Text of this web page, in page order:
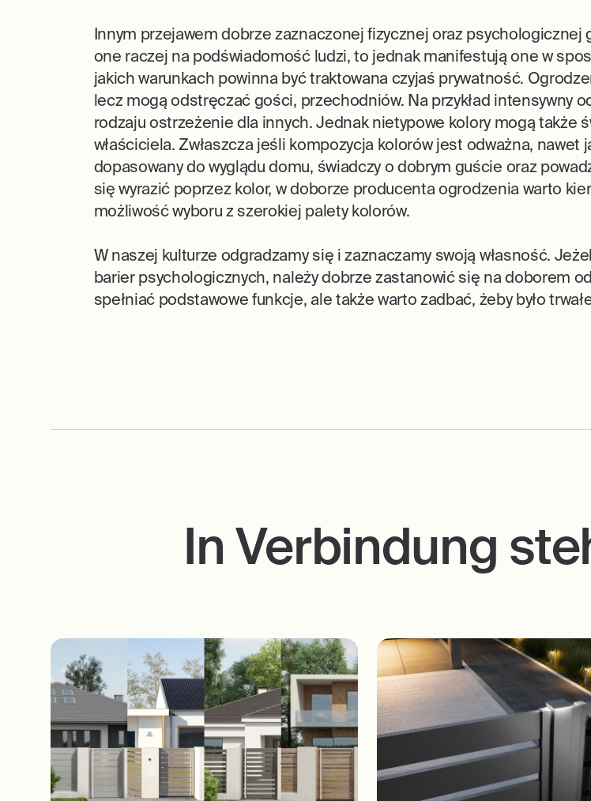
Innym przejawem dobrze zaznaczonej fizycznej oraz psychologicznej
one raczej na podświadomość ludzi, to jednak manifestują one w
jakich warunkach powinna być traktowana czyjaś prywatność.
lecz mogą odstręczać gości, przechodniów. Na przykład intensywny
rodzaju ostrzeżenie dla innych. Jednak nietypowe kolory mogą także
właściciela. Zwłaszcza jeśli kompozycja kolorów jest odważna,
dopasowany do wyglądu domu, świadczy o dobrym guście oraz
się wyrazić poprzez kolor, w doborze producenta ogrodzenia warto
możliwość wyboru z szerokiej palety kolorów.
W naszej kulturze odgradzamy się i zaznaczamy swoją własność.
barier psychologicznych, należy dobrze zastanowić się na doborem
spełniać podstawowe funkcje, ale także warto zadbać, żeby było
In Verbindung